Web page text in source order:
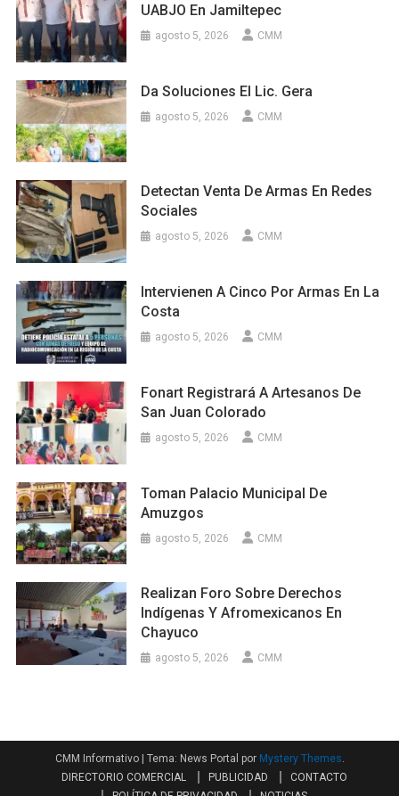
UABJO En Jamiltepec
agosto 5, 2026 CMM
Da Soluciones El Lic. Gera
agosto 5, 2026 CMM
Detectan Venta De Armas En Redes
Sociales
agosto 5, 2026 CMM
Intervienen A Cinco Por Armas En La
Costa
agosto 5, 2026 CMM
Fonart Registrará A Artesanos De
San Juan Colorado
agosto 5, 2026 CMM
Toman Palacio Municipal De
Amuzgos
agosto 5, 2026 CMM
Realizan Foro Sobre Derechos
Indígenas Y Afromexicanos En
Chayuco
agosto 5, 2026 CMM
CMM Informativo Tema: News Portal por Mystery Themes.
DIRECTORIO COMERCIAL
PUBLICIDAD
CONTACTO